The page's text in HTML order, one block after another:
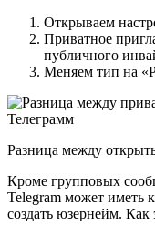
Открываем
Приватное
публичного
Меняем тип на
Разница между
Кроме групповых
Telegram может иметь
создать юзернейм. Как